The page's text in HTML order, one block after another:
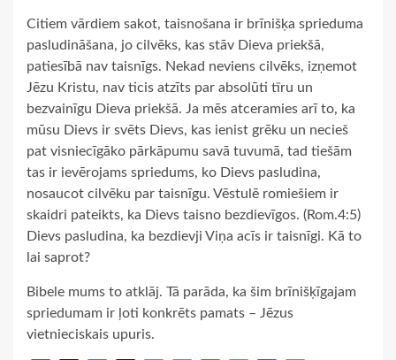
Citiem vārdiem sakot, taisnošana ir brīnišķa sprieduma
pasludināšana, jo cilvēks, kas stāv Dieva priekšā,
patiesībā nav taisnīgs. Nekad neviens cilvēks, izņemot
Jēzu Kristu, nav ticis atzīts par absolūti tīru un
bezvainīgu Dieva priekšā. Ja mēs atceramies arī to, ka
mūsu Dievs ir svēts Dievs, kas ienist grēku un necieš
pat visniecīgāko pārkāpumu savā tuvumā, tad tiešām
tas ir ievērojams spriedums, ko Dievs pasludina,
nosaucot cilvēku par taisnīgu. Vēstulē romiešiem ir
skaidri pateikts, ka Dievs taisno bezdievīgos. (Rom.4:5)
Dievs pasludina, ka bezdievji Viņa acīs ir taisnīgi. Kā to
lai saprot?
Bibele mums to atklāj. Tā parāda, ka šim brīnišķīgajam
spriedumam ir ļoti konkrēts pamats – Jēzus
vietnieciskais upuris.